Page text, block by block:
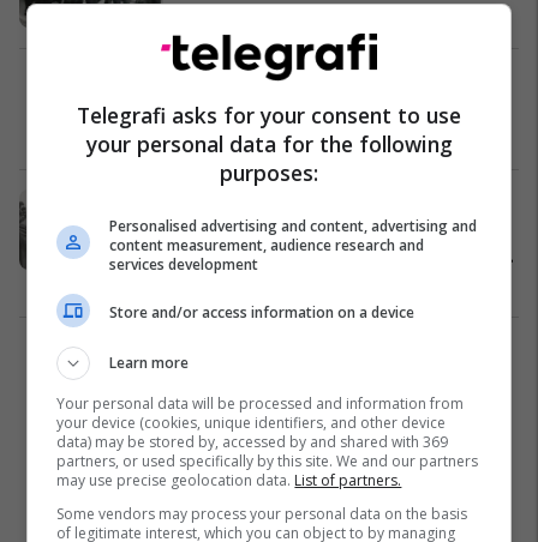
Enver Hoxha, biri i llastuar i një
tregtari të mirë
Fakte 20/08/2025
Shehu dhe Balluku përdornin
metodat e Stalinit për asgjësimin e
Telegrafi asks for your consent to use
your personal data for the following
purposes:
Personalised advertising and content, advertising and
content measurement, audience research and
services development
Store and/or access information on a device
Learn more
Your personal data will be processed and information from
your device (cookies, unique identifiers, and other device
data) may be stored by, accessed by and shared with 369
partners, or used specifically by this site. We and our partners
may use precise geolocation data. List of partners.
Some vendors may process your personal data on the basis
of legitimate interest, which you can object to by managing